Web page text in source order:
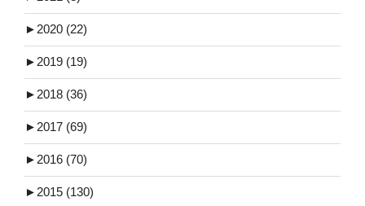
►2020 (22)
►2019 (19)
►2018 (36)
►2017 (69)
►2016 (70)
►2015 (130)